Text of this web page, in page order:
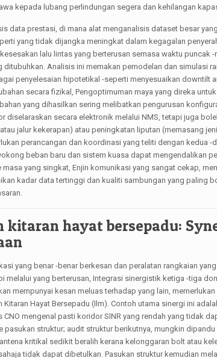
kepada lubang perlindungan segera dan kehilangan
data prestasi, di mana alat menganalisis dataset besar
yang tidak dijangka meningkat dalam kegagalan
lalu lintas yang berterusan semasa waktu
ditubuhkan. Analisis ini memakan pemodelan dan simulasi
penyelesaian hipotetikal -seperti menyesuaikan downtilt
secara fizikal, Pengoptimuman maya yang direka
yang dihasilkan sering melibatkan pengurusan
diselaraskan secara elektronik melalui NMS, tetapi juga
jalur kekerapan) atau peningkatan liputan (memasang
perancangan dan koordinasi yang teliti dengan kedua
beban baru dan sistem kuasa dapat mengendalikan
masa yang singkat, Enjin komunikasi yang sangat cekap,
kadar data tertinggi dan kualiti sambungan yang paling
kitaran hayat bersepadu:
yang benar -benar berkesan dan peralatan rangkaian
melalui yang berterusan, Integrasi sinergistik ketiga -tiga
mempunyai kesan meluas terhadap yang lain,
Kitaran Hayat Bersepadu (Ilm). Contoh utama sinergi ini
CNO mengenal pasti koridor SINR yang rendah yang tidak
pasukan struktur; audit struktur berikutnya, mungkin
kritikal sedikit beralih kerana kelonggaran bolt atau
tidak dapat dibetulkan. Pasukan struktur kemudian